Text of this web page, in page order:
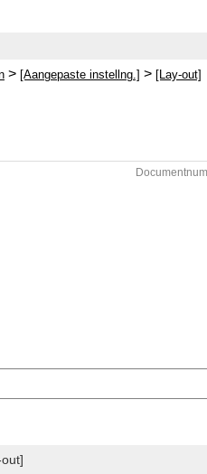
> [Aangepaste instellng.] > [Lay-out]